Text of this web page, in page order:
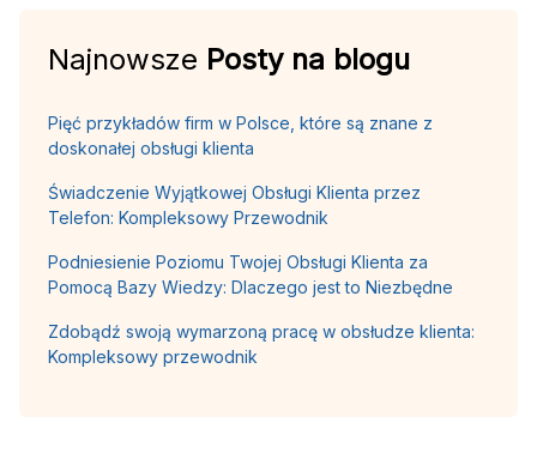
Najnowsze Posty na blogu
Pięć przykładów firm w Polsce, które są znane z
doskonałej obsługi klienta
Świadczenie Wyjątkowej Obsługi Klienta przez
Telefon: Kompleksowy Przewodnik
Podniesienie Poziomu Twojej Obsługi Klienta za
Pomocą Bazy Wiedzy: Dlaczego jest to Niezbędne
Zdobądź swoją wymarzoną pracę w obsłudze klienta:
Kompleksowy przewodnik